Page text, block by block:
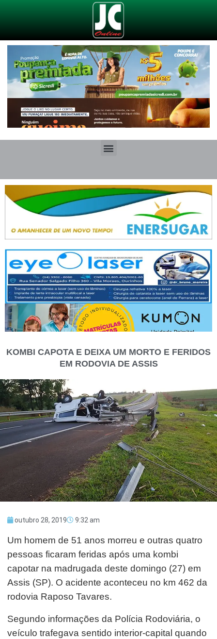
KOMBI CAPOTA E DEIXA UM MORTO E FERIDOS
EM RODOVIA DE ASSIS
outubro 28, 2019 9:32 am
Um homem de 51 anos morreu e outras quatro
pessoas ficaram feridas após uma kombi
capotar na madrugada deste domingo (27) em
Assis (SP). O acidente aconteceu no km 462 da
rodovia Raposo Tavares.
Segundo informações da Polícia Rodoviária, o
veículo trafegava sentido interior-capital quando